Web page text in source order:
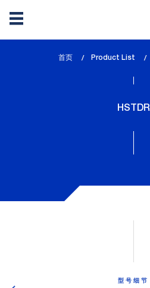
首页 Product List
HSTDR
型号细节